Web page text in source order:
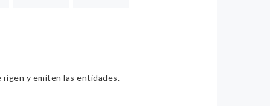
y emiten las entidades.